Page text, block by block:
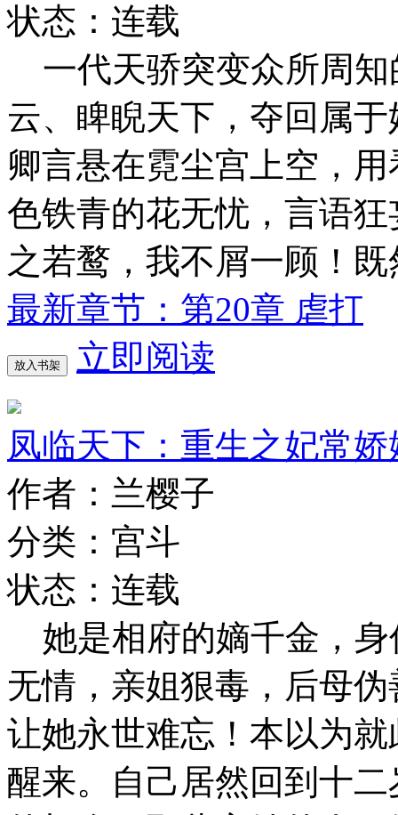
状态：连载
一代天骄突变众所周知
云、睥睨天下，夺回属
卿言悬在霓尘宫上空，
色铁青的花无忧，言语
之若鹜，我不屑一顾！
最新章节：第20章 虐打
放入书架 立即阅读
凤临天下：重生之妃常娇
作者：兰樱子
分类：宫斗
状态：连载
她是相府的嫡千金，身
无情，亲姐狠毒，后母
让她永世难忘！本以为
醒来。自己居然回到十